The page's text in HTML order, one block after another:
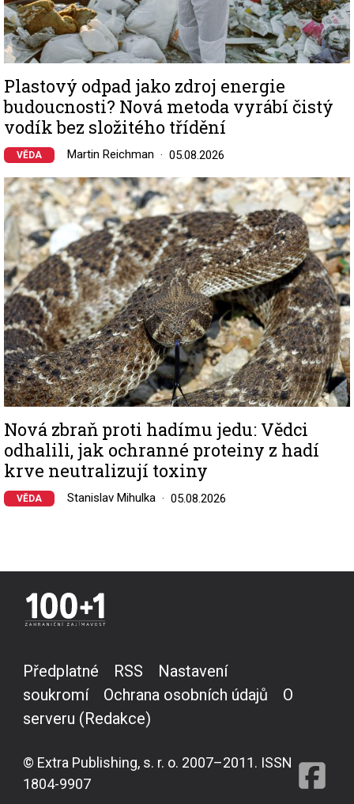
Plastový odpad jako zdroj energie
budoucnosti? Nová metoda vyrábí čistý
vodík bez složitého třídění
VĚDA Martin Reichman 05.08.2026
Image
Nová zbraň proti hadímu jedu: Vědci
odhalili, jak ochranné proteiny z hadí
krve neutralizují toxiny
VĚDA Stanislav Mihulka 05.08.2026
Předplatné RSS
Nastavení
soukromí
Ochrana osobních údajů
O
serveru (Redakce)
© Extra Publishing, s. r. o. 2007–2011. ISSN
1804-9907